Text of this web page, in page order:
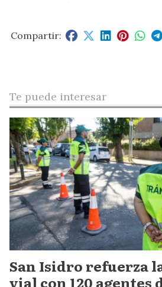
Te puede interesar
San Isidro refuerza
vial con 120 agentes